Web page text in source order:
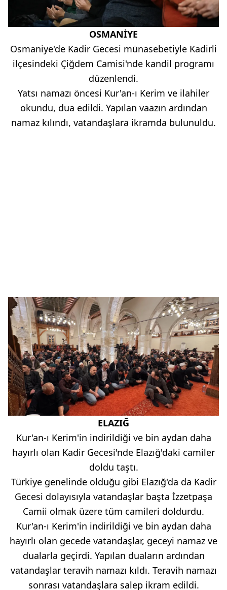
OSMANİYE
Osmaniye'de Kadir Gecesi münasebetiyle Kadirli
ilçesindeki Çiğdem Camisi'nde kandil programı
düzenlendi.
Yatsı namazı öncesi Kur'an-ı Kerim ve ilahiler
okundu, dua edildi. Yapılan vaazın ardından
namaz kılındı, vatandaşlara ikramda bulunuldu.
ELAZIĞ
Kur'an-ı Kerim'in indirildiği ve bin aydan daha
hayırlı olan Kadir Gecesi'nde Elazığ'daki camiler
doldu taştı.
Türkiye genelinde olduğu gibi Elazığ'da da Kadir
Gecesi dolayısıyla vatandaşlar başta İzzetpaşa
Camii olmak üzere tüm camileri doldurdu.
Kur'an-ı Kerim'in indirildiği ve bin aydan daha
hayırlı olan gecede vatandaşlar, geceyi namaz ve
dualarla geçirdi. Yapılan duaların ardından
vatandaşlar teravih namazı kıldı. Teravih namazı
sonrası vatandaşlara salep ikram edildi.